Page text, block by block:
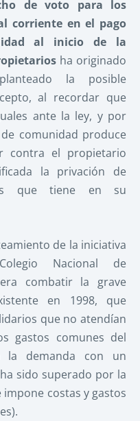
de voto para los
corriente en el pago
al inicio de la
ha originado
la posible
al recordar que
ante la ley, y por
comunidad produce
contra el propietario
la privación de
que tiene en su
de la iniciativa
Nacional de
combatir la grave
en 1998, que
que no atendían
gastos comunes del
la demanda con un
sido superado por la
costas y gastos